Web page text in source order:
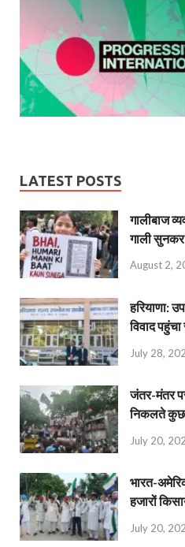
LATEST POSTS
गालीबाज
गाली
August 2,
हरियाणा:
विवाद पहुंचा
July 28,
जंतर-मंतर
निकलते
July 20,
भारत-
हजारों
July 20,